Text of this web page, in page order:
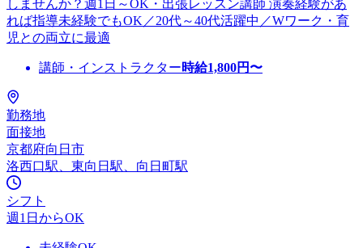
しませんか？週1日～OK・出張レッスン講師 演奏経験があ
れば指導未経験でもOK／20代～40代活躍中／Wワーク・育
児との両立に最適
講師・インストラクター時給1,800円〜
勤務地
面接地
京都府向日市
洛西口駅、東向日駅、向日町駅
シフト
週1日からOK